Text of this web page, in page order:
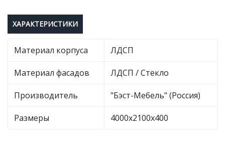
ХАРАКТЕРИСТИКИ
Материал корпуса ЛДСП
Материал фасадов ЛДСП / Стекло
Производитель "Бэст-Мебель" (Россия)
Размеры 4000х2100х400